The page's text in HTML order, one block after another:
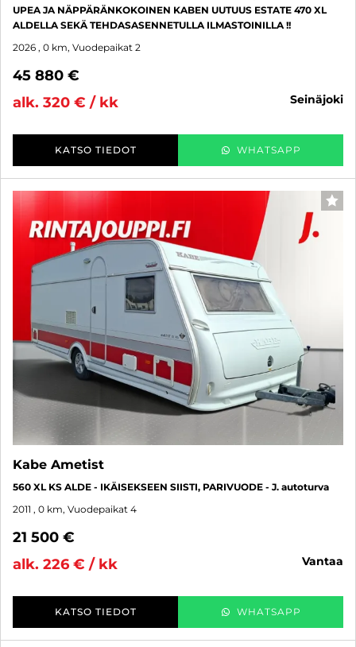
UPEA JA NÄPPÄRÄNKOKOINEN KABEN UUTUUS ESTATE 470 XL
ALDELLA SEKÄ TEHDASASENNETULLA ILMASTOINILLA !!
2026 , 0 km, Vuodepaikat 2
45 880 €
alk. 320 € / kk
seinäjoki
KATSO TIEDOT WHATSAPP
Kabe Ametist
560 XL KS ALDE - IKÄISEKSEEN SIISTI, PARIVUODE - J. autoturva
2011 , 0 km, Vuodepaikat 4
21 500 €
alk. 226 € / kk
vantaa
KATSO TIEDOT WHATSAPP